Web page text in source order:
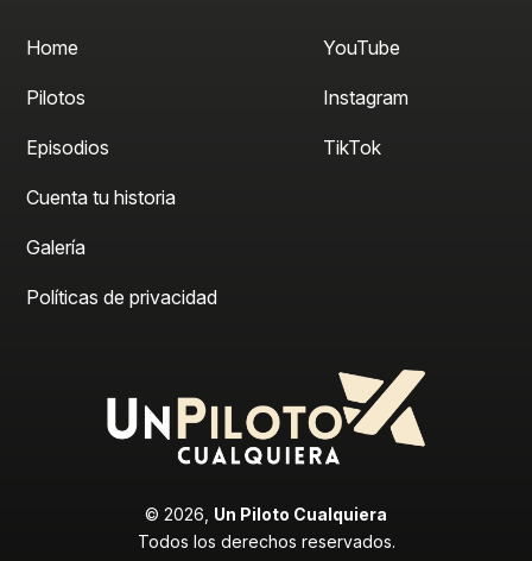
Home
Pilotos
Episodios
Cuenta tu historia
Galería
Políticas de privacidad
YouTube
Instagram
TikTok
© 2026, Un Piloto Cualquiera
Todos los derechos reservados.